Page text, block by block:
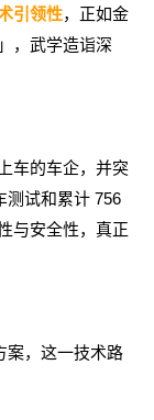
引领性，正如金
，武学造诣深
车的车企，并突
测试和累计 756
与安全性，真正
案，这一技术路